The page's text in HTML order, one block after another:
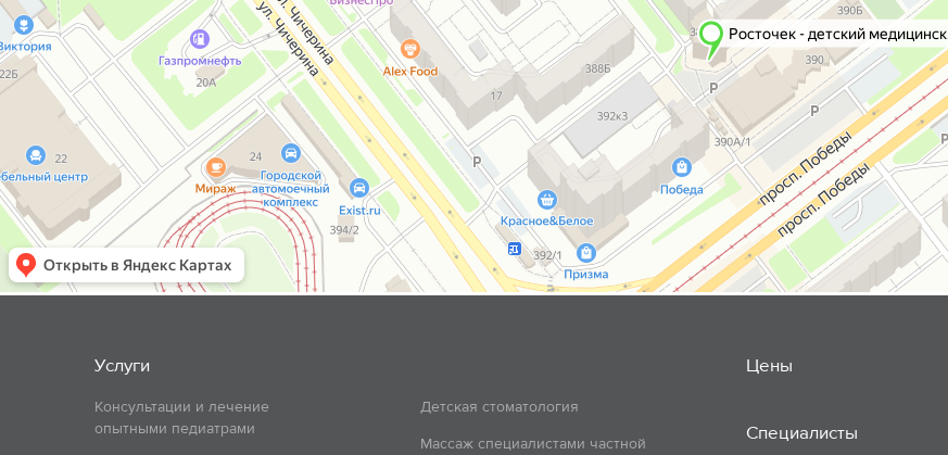
Услуги
Консультации и лечение
опытными педиатрами
Детская стоматология
Массаж специалистами частной
Цены
Специалисты